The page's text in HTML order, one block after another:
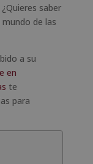
saber
de las
a su
en
te
para